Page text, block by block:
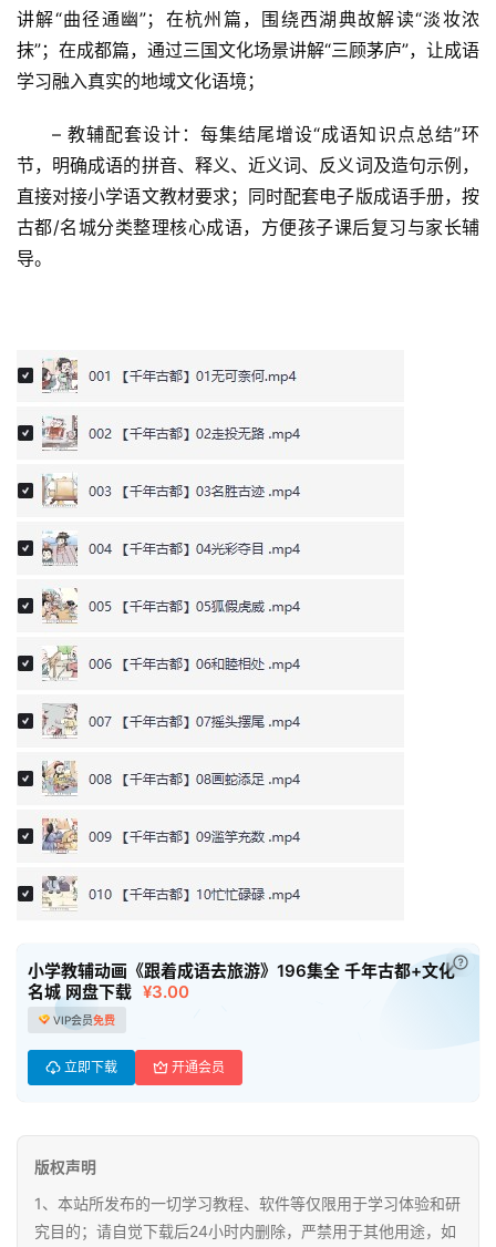
首
婴
教
A
教
资
中
料
小
资
料
自
媒
体
资
高
中
料
讲解“曲径通幽”；在杭州篇，围绕西湖典故解读“淡妆浓
抹”；在成都篇，通过三国文化场景讲解“三顾茅庐”，让成语
学习融入真实的地域文化语境；
– 教辅配套设计：每集结尾增设“成语知识点总结”环
节，明确成语的拼音、释义、近义词、反义词及造句示例，
直接对接小学语文教材要求；同时配套电子版成语手册，按
古都/名城分类整理核心成语，方便孩子课后复习与家长辅
导。
小学教辅动画《跟着成语去旅游》196集全 千年古都+文化
名城 网盘下载 ¥3.00
VIP会员免费
立即下载 开通会员
版权声明
1、本站所发布的一切学习教程、软件等仅限用于学习体验和研
究目的；请自觉下载后24小时内删除，严禁用于其他用途，如